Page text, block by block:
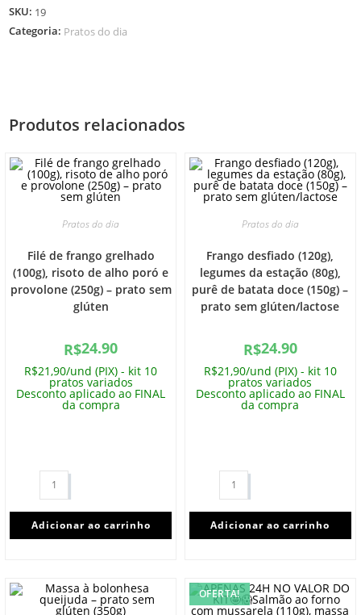
SKU: 19
Categoria: Pratos do dia
Produtos relacionados
Pratos do dia
Filé de frango grelhado
(100g), risoto de alho poró e
provolone (250g) – prato sem
glúten
R$24.90
R$21,90/und (PIX) - kit 10
pratos variados
Desconto aplicado ao FINAL
da compra
Adicionar ao carrinho
Pratos do dia
Frango desfiado (120g),
legumes da estação (80g),
purê de batata doce (150g) –
prato sem glúten/lactose
R$24.90
R$21,90/und (PIX) - kit 10
pratos variados
Desconto aplicado ao FINAL
da compra
Adicionar ao carrinho
OFERTA!